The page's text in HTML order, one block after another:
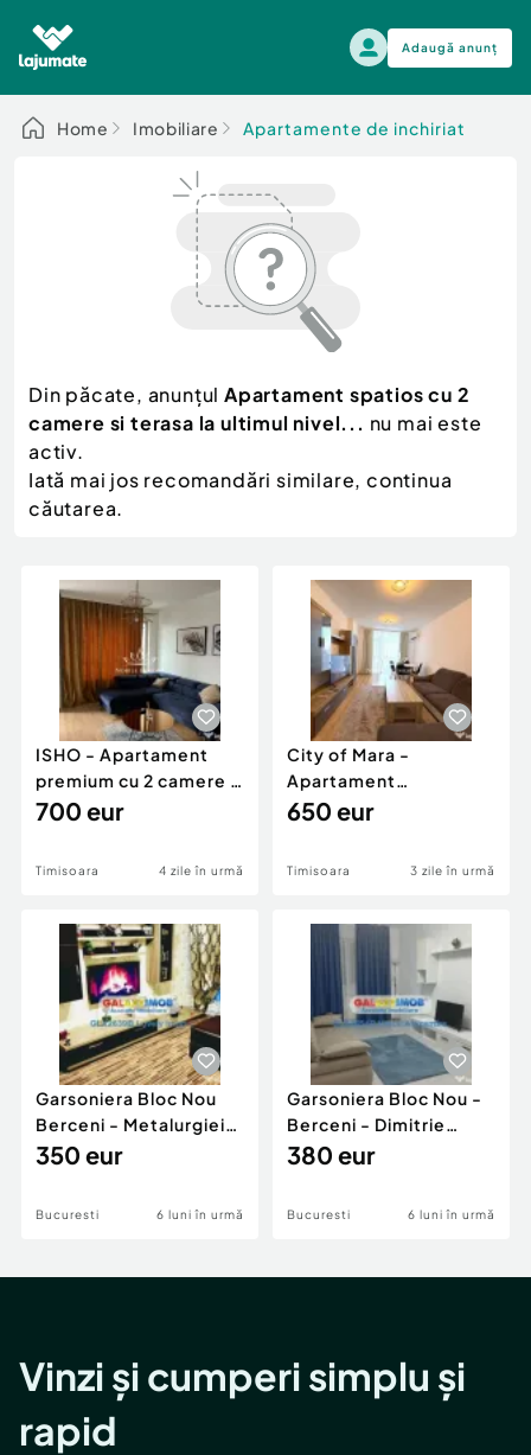
Adaugă anunț
Alege categoria
Auto, moto si ambarcatiuni
Electronice si electrocasnice
Mama si copilul
Moda si frumusete
Sport, timp liber, arta
Agro si Industrie
Animale de companie
Afaceri și echipamente profesionale
Inchiriere Bunuri si Vehicule
Auto, moto si ambarcatiuni
Scutere - ATV - UTV
Autoutilitare
Ambarcatiuni
Camioane - Rulote - Remorci
Motociclete
Piese auto si accesorii
Dacia Duster
Home Imobiliare Apartamente de inchiriat
Din păcate, anunțul Apartament spatios cu 2
camere si terasa la ultimul nivel... nu mai este
activ.
Iată mai jos recomandări similare, continua
căutarea.
ISHO - Apartament
premium cu 2 camere -
vedere la apus - ...
700 eur
Timisoara 4 zile în urmă
City of Mara -
Apartament
petfriendly cu 2
650 eur
Timisoara 3 zile în urmă
Garsoniera Bloc Nou
Berceni - Metalurgiei
Park - Postalionul
350 eur
Bucuresti 6 luni în urmă
Garsoniera Bloc Nou -
Berceni - Dimitrie
Leonida
380 eur
Bucuresti 6 luni în urmă
Vinzi și cumperi simplu și
rapid